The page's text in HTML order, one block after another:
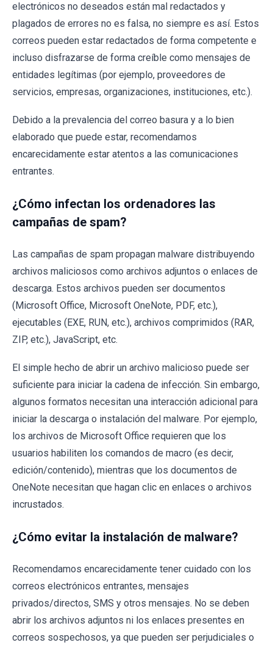
electrónicos no deseados están mal redactados y
plagados de errores no es falsa, no siempre es así. Estos
correos pueden estar redactados de forma competente e
incluso disfrazarse de forma creíble como mensajes de
entidades legítimas (por ejemplo, proveedores de
servicios, empresas, organizaciones, instituciones, etc.).
Debido a la prevalencia del correo basura y a lo bien
elaborado que puede estar, recomendamos
encarecidamente estar atentos a las comunicaciones
entrantes.
¿Cómo infectan los ordenadores las
campañas de spam?
Las campañas de spam propagan malware distribuyendo
archivos maliciosos como archivos adjuntos o enlaces de
descarga. Estos archivos pueden ser documentos
(Microsoft Office, Microsoft OneNote, PDF, etc.),
ejecutables (EXE, RUN, etc.), archivos comprimidos (RAR,
ZIP, etc.), JavaScript, etc.
El simple hecho de abrir un archivo malicioso puede ser
suficiente para iniciar la cadena de infección. Sin embargo,
algunos formatos necesitan una interacción adicional para
iniciar la descarga o instalación del malware. Por ejemplo,
los archivos de Microsoft Office requieren que los
usuarios habiliten los comandos de macro (es decir,
edición/contenido), mientras que los documentos de
OneNote necesitan que hagan clic en enlaces o archivos
incrustados.
¿Cómo evitar la instalación de malware?
Recomendamos encarecidamente tener cuidado con los
correos electrónicos entrantes, mensajes
privados/directos, SMS y otros mensajes. No se deben
abrir los archivos adjuntos ni los enlaces presentes en
correos sospechosos, ya que pueden ser perjudiciales o